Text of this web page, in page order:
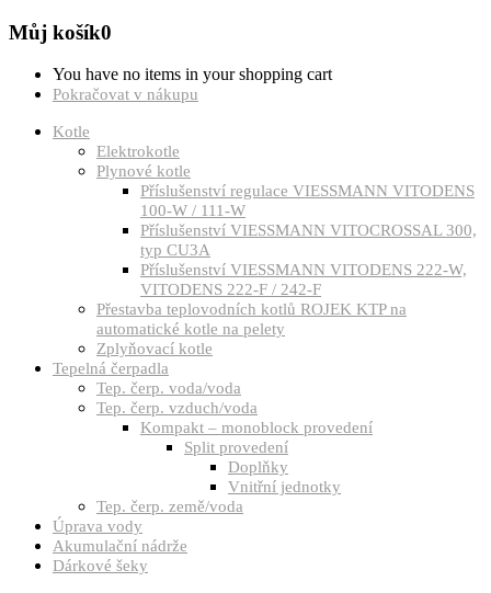
Můj košík0
You have no items in your shopping cart
Pokračovat v nákupu
Kotle
Elektrokotle
Plynové kotle
Příslušenství regulace VIESSMANN VITODENS
100-W / 111-W
Příslušenství VIESSMANN VITOCROSSAL 300,
typ CU3A
Příslušenství VIESSMANN VITODENS 222-W,
VITODENS 222-F / 242-F
Přestavba teplovodních kotlů ROJEK KTP na
automatické kotle na pelety
Zplyňovací kotle
Tepelná čerpadla
Tep. čerp. voda/voda
Tep. čerp. vzduch/voda
Kompakt – monoblock provedení
Split provedení
Doplňky
Vnitřní jednotky
Tep. čerp. země/voda
Úprava vody
Akumulační nádrže
Dárkové šeky